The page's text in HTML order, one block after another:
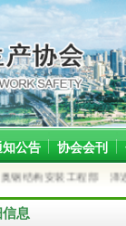
知公告 协会会刊
结构安装工程部 泽近
息